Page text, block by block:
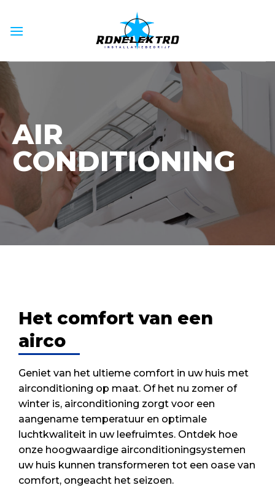
content
AIR
CONDITIONING
Het comfort van een
airco
Geniet van het ultieme comfort in uw huis met
airconditioning op maat. Of het nu zomer of
winter is, airconditioning zorgt voor een
aangename temperatuur en optimale
luchtkwaliteit in uw leefruimtes. Ontdek hoe
onze hoogwaardige airconditioningsystemen
uw huis kunnen transformeren tot een oase van
comfort, ongeacht het seizoen.